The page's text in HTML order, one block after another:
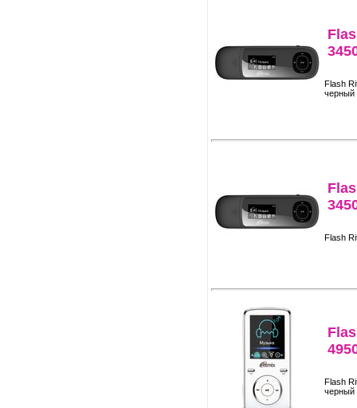
Flash
черный
Flash
Flash
черный